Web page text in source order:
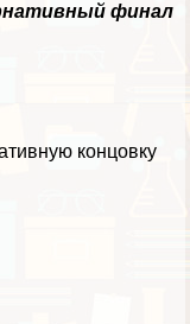
финал
концовку